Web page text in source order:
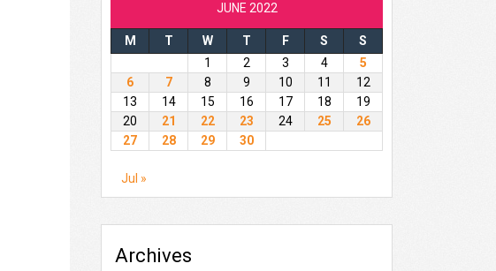
JUNE 2022
M T W T F S
S
1
2 3 4
5
6
7 8 9 10 11
12
13
14 15 16 17 18
19
20
21 22 23 24 25
26
27
28 29 30
Jul »
Archives